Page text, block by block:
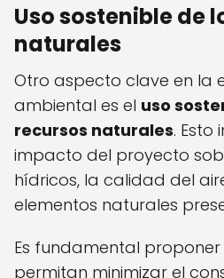
Uso sostenible de
naturales
Otro aspecto clave en la
ambiental es el uso
recursos naturales. Esto
impacto del proyecto
hídricos, la calidad del
elementos naturales
Es fundamental
permitan minimizar el